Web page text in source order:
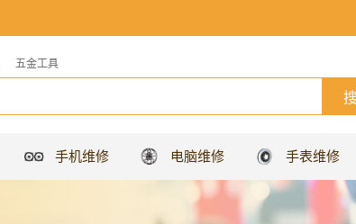
五金工具
手机维修 电脑维修 手表维修